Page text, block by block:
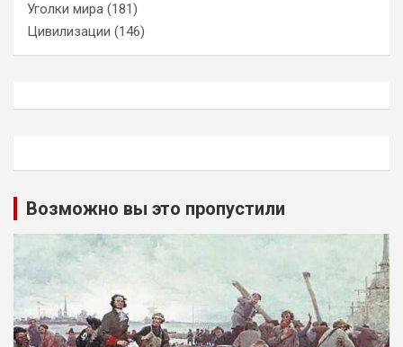
Уголки мира (181)
Цивилизации (146)
Возможно вы это пропустили